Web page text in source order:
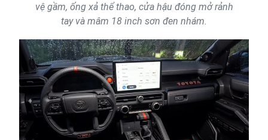
vệ gầm, ống xả thể thao, cửa hậu đóng mở rảnh
tay và mâm 18 inch sơn đen nhám.